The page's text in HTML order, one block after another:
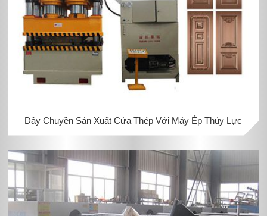
Dây Chuyền Sản Xuất Cửa Thép Với Máy Ép Thủy Lực